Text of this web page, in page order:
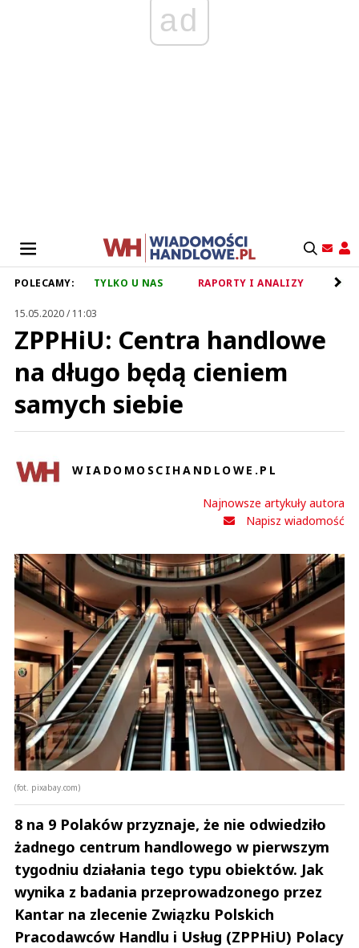
ad
POLECAMY: TYLKO U NAS RAPORTY I ANALIZY
15.05.2020 / 11:03
ZPPHiU: Centra handlowe
na długo będą cieniem
samych siebie
WIADOMOSCIHANDLOWE.PL
Najnowsze artykuły autora
Napisz wiadomość
(fot. pixabay.com)
8 na 9 Polaków przyznaje, że nie odwiedziło
żadnego centrum handlowego w pierwszym
tygodniu działania tego typu obiektów. Jak
wynika z badania przeprowadzonego przez
Kantar na zlecenie Związku Polskich
Pracodawców Handlu i Usług (ZPPHiU) Polacy